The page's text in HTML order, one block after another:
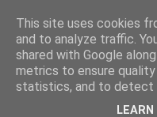
This site uses cookies
and to analyze traffic.
shared with Google
metrics to ensure
statistics, and to detect